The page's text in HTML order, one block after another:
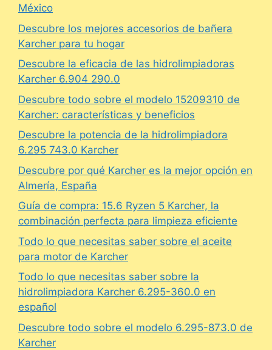
México
Descubre los mejores accesorios de bañera
Karcher para tu hogar
Descubre la eficacia de las hidrolimpiadoras
Karcher 6.904 290.0
Descubre todo sobre el modelo 15209310 de
Karcher: características y beneficios
Descubre la potencia de la hidrolimpiadora
6.295 743.0 Karcher
Descubre por qué Karcher es la mejor opción en
Almería, España
Guía de compra: 15.6 Ryzen 5 Karcher, la
combinación perfecta para limpieza eficiente
Todo lo que necesitas saber sobre el aceite
para motor de Karcher
Todo lo que necesitas saber sobre la
hidrolimpiadora Karcher 6.295-360.0 en
español
Descubre todo sobre el modelo 6.295-873.0 de
Karcher